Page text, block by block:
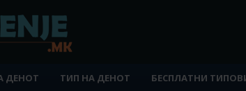
ДЕНОТ ТИП НА ДЕНОТ БЕСПЛАТНИ